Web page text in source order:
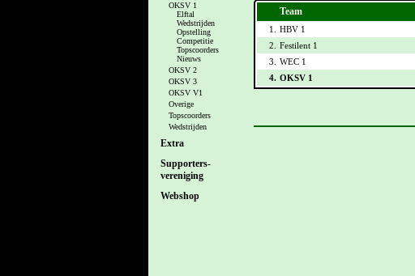
OKSV 1
Elftal
Wedstrijden
Opstelling
Competitie
Topscoorders
Nieuws
OKSV 2
OKSV 3
OKSV V1
Overige
Topscoorders
Wedstrijden
Extra
Supporters-
vereniging
Webshop
Team
1. HBV 1
2.
Festilent 1
3.
WEC 1
4. OKSV 1